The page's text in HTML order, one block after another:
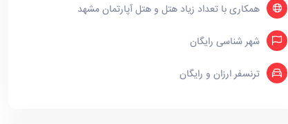
همکاری با تعداد زیاد هتل و هتل آپارتمان مشهد
شهر شناسی رایگان
ترنسفر ارزان و رایگان